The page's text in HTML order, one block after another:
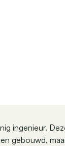
ingenieur.
gebouwd,